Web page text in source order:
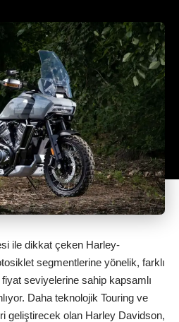
ile dikkat çeken Harley-
segmentlerine yönelik, farklı
seviyelerine sahip kapsamlı
Daha teknolojik Touring ve
geliştirecek olan Harley Davidson,